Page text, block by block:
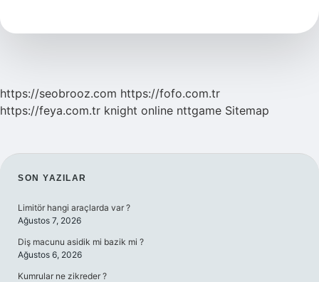
https://seobrooz.com https://fofo.com.tr
https://feya.com.tr knight online nttgame Sitemap
SIDEBAR
SON YAZILAR
Limitör hangi araçlarda var ?
Ağustos 7, 2026
Diş macunu asidik mi bazik mi ?
Ağustos 6, 2026
Kumrular ne zikreder ?